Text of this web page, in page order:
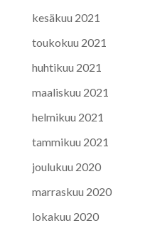
kesäkuu 2021
toukokuu 2021
huhtikuu 2021
maaliskuu 2021
helmikuu 2021
tammikuu 2021
joulukuu 2020
marraskuu 2020
lokakuu 2020